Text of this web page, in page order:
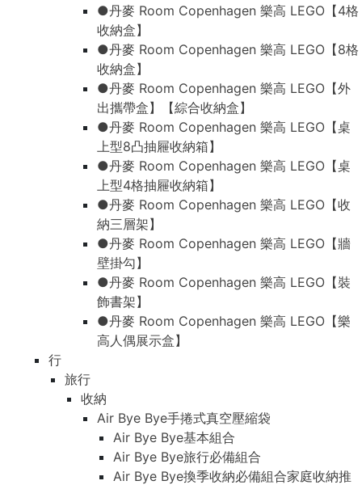
●丹麥 Room Copenhagen 樂高 LEGO【4格
收納盒】
●丹麥 Room Copenhagen 樂高 LEGO【8格
收納盒】
●丹麥 Room Copenhagen 樂高 LEGO【外
出攜帶盒】【綜合收納盒】
●丹麥 Room Copenhagen 樂高 LEGO【桌
上型8凸抽屜收納箱】
●丹麥 Room Copenhagen 樂高 LEGO【桌
上型4格抽屜收納箱】
●丹麥 Room Copenhagen 樂高 LEGO【收
納三層架】
●丹麥 Room Copenhagen 樂高 LEGO【牆
壁掛勾】
●丹麥 Room Copenhagen 樂高 LEGO【裝
飾書架】
●丹麥 Room Copenhagen 樂高 LEGO【樂
高人偶展示盒】
行
旅行
收納
Air Bye Bye手捲式真空壓縮袋
Air Bye Bye基本組合
Air Bye Bye旅行必備組合
Air Bye Bye換季收納必備組合家庭收納推